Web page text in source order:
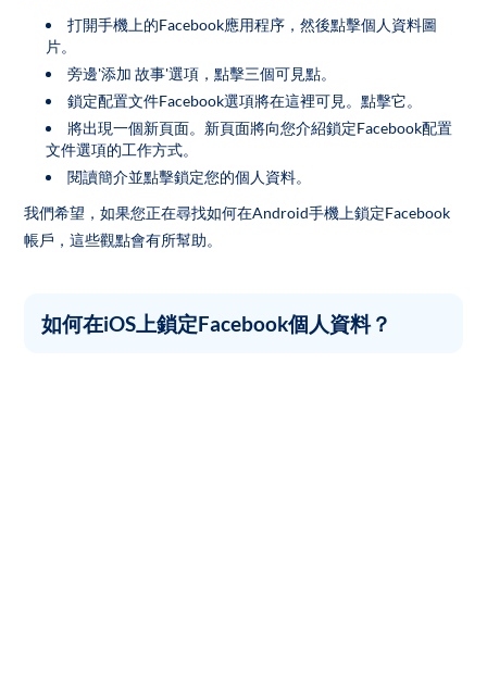
打開手機上的Facebook應用程序，然後點擊個人資料圖
片。
旁邊'添加 故事'選項，點擊三個可見點。
鎖定配置文件Facebook選項將在這裡可見。點擊它。
將出現一個新頁面。新頁面將向您介紹鎖定Facebook配置
文件選項的工作方式。
閱讀簡介並點擊鎖定您的個人資料。
我們希望，如果您正在尋找如何在Android手機上鎖定Facebook
帳戶，這些觀點會有所幫助。
如何在iOS上鎖定Facebook個人資料？